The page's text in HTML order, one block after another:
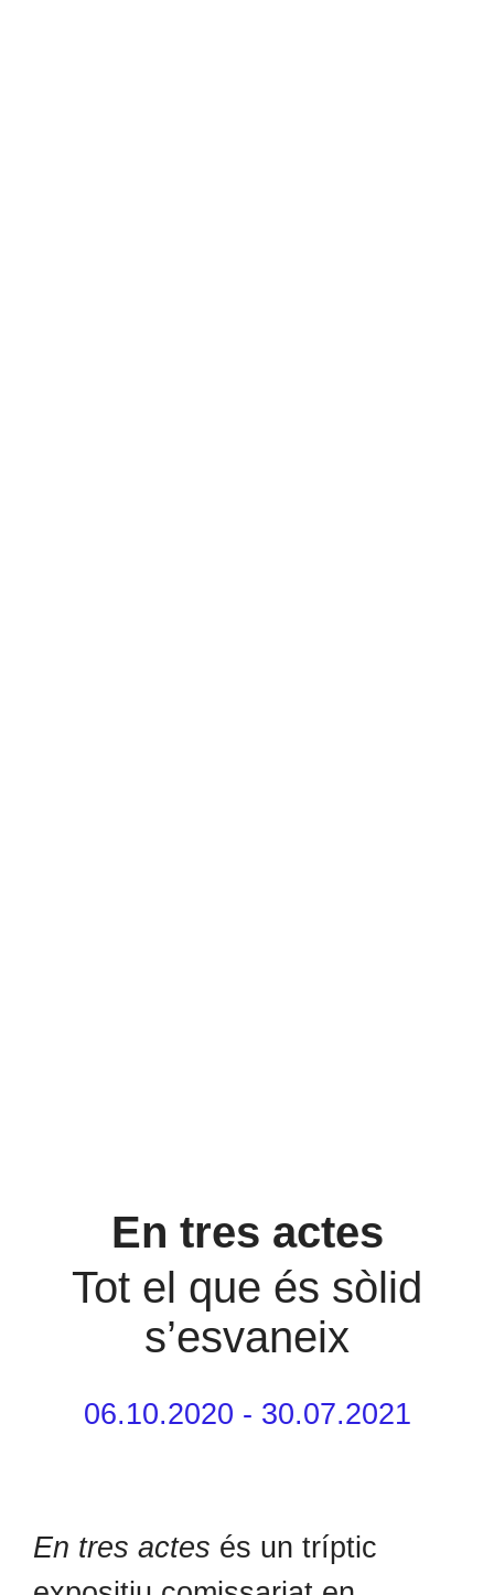
En tres actes
Tot el que és sòlid
s’esvaneix
06.10.2020 - 30.07.2021
En tres actes és un tríptic